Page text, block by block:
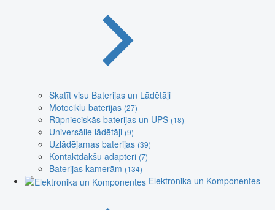
Skatīt visu Baterijas un Lādētāji
Motociklu baterijas (27)
Rūpnieciskās baterijas un UPS (18)
Universālie lādētāji (9)
Uzlādējamas baterijas (39)
Kontaktdakšu adapteri (7)
Baterijas kamerām (134)
Elektronika un Komponentes